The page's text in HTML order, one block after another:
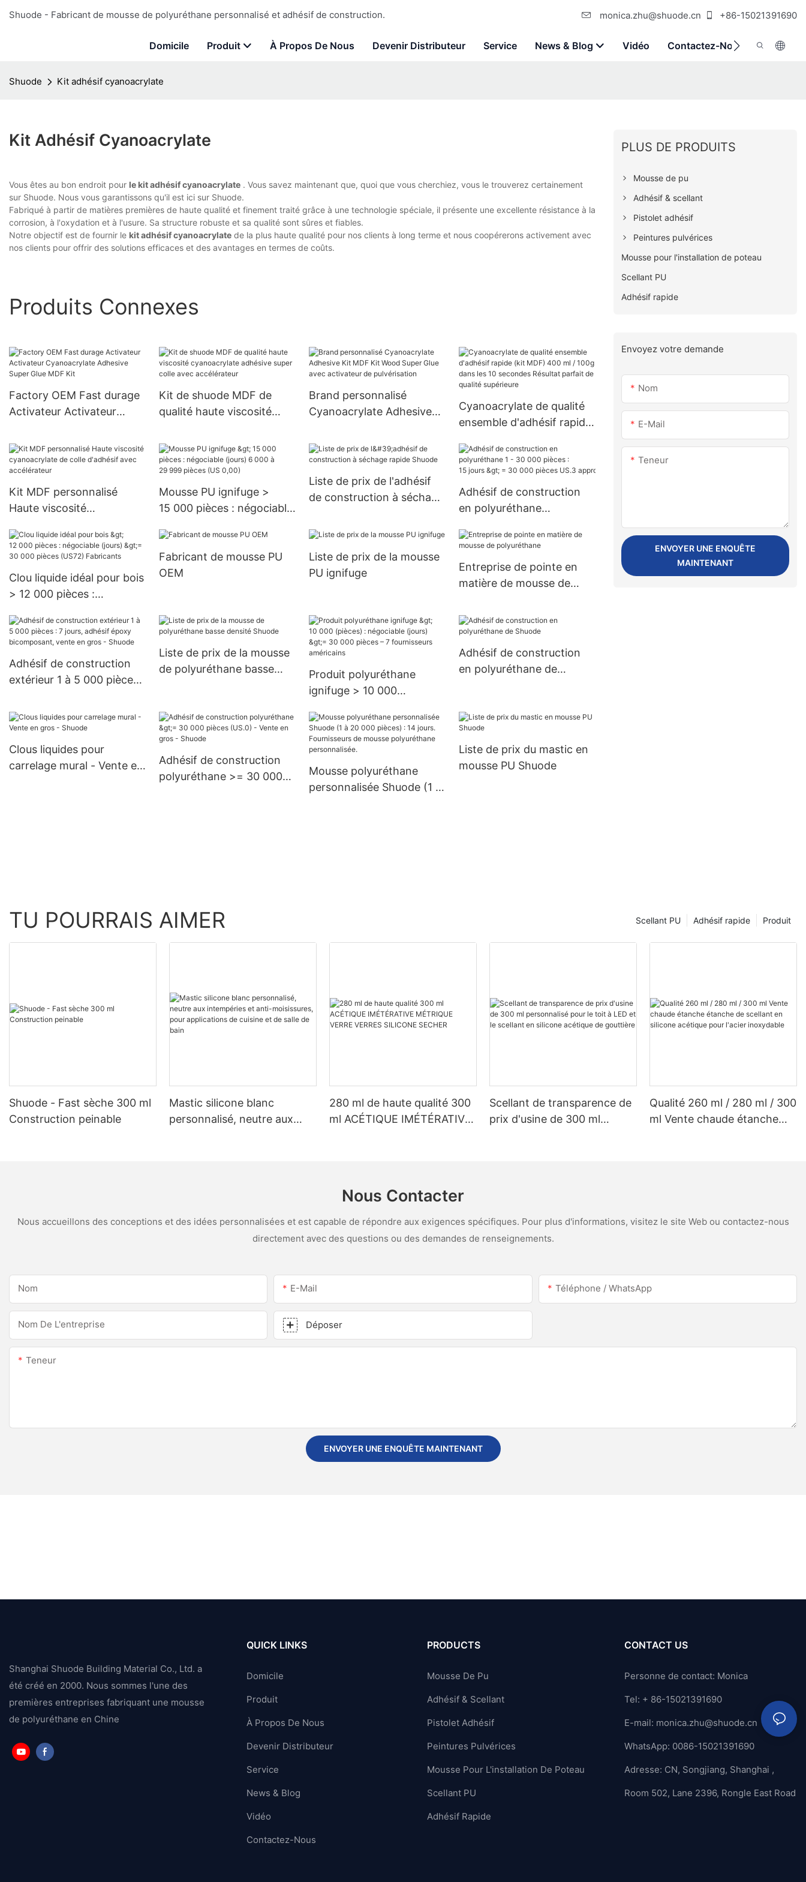
Shuode - Fabricant de mousse de polyuréthane personnalisé et adhésif de construction. monica.zhu@shuode.cn +86-15021391690
Domicile Produit À Propos De Nous Devenir Distributeur Service News & Blog Vidéo Contactez-Nous
Shuode Kit adhésif cyanoacrylate
Kit Adhésif Cyanoacrylate
Vous êtes au bon endroit pour le kit adhésif cyanoacrylate . Vous savez maintenant que, quoi que vous cherchiez, vous le trouverez certainement
sur Shuode. Nous vous garantissons qu'il est ici sur Shuode.
Fabriqué à partir de matières premières de haute qualité et finement traité grâce à une technologie spéciale, il présente une excellente résistance à la
corrosion, à l'oxydation et à l'usure. Sa structure robuste et sa qualité sont sûres et fiables.
Notre objectif est de fournir le kit adhésif cyanoacrylate de la plus haute qualité pour nos clients à long terme et nous coopérerons activement avec
nos clients pour offrir des solutions efficaces et des avantages en termes de coûts.
Produits Connexes
Factory OEM Fast durage
Activateur Activateur
Super Glue MDF Kit
Kit de shuode MDF de
qualité haute viscosité
super colle avec
accélérateur
Brand personnalisé
Cyanoacrylate Adhesive
Glue avec activateur de
pulvérisation
Cyanoacrylate de qualité
ensemble d'adhésif rapide
dans les 10 secondes
Résultat parfait de qualité
supérieure
Kit MDF personnalisé
Haute viscosité
d'adhésif avec
accélérateur
Mousse PU ignifuge >
15 000 pièces : négociable
pièces (US 0,00)
Liste de prix de l'adhésif
de construction à séchage
Adhésif de construction
en polyuréthane
15 jours > = 30 000 pièces
Clou liquide idéal pour bois
> 12 000 pièces :
30 000 pièces (US72)
Fabricants
Fabricant de mousse PU
OEM
Liste de prix de la mousse
PU ignifuge
Entreprise de pointe en
matière de mousse de
Adhésif de construction
extérieur 1 à 5 000 pièces :
bicomposant, vente en
gros - Shuode
Liste de prix de la mousse
de polyuréthane basse
Produit polyuréthane
ignifuge > 10 000
(jours) >= 30 000 pièces –
7 fournisseurs américains
Adhésif de construction
en polyuréthane de
Clous liquides pour
carrelage mural - Vente en
Adhésif de construction
polyuréthane >= 30 000
Mousse polyuréthane
personnalisée Shuode (1 à
Liste de prix du mastic en
mousse PU Shuode
PLUS DE PRODUITS
Mousse de pu
Adhésif & scellant
Pistolet adhésif
Peintures pulvérices
Mousse pour l'installation de poteau
Scellant PU
Adhésif rapide
Envoyez votre demande
Nom
E-Mail
Teneur
ENVOYER UNE ENQUÊTE
MAINTENANT
TU POURRAIS AIMER Produit
Adhésif rapide
Scellant PU
Shuode - Fast sèche 300 ml
Construction peinable
Mastic silicone blanc
personnalisé, neutre aux
280 ml de haute qualité 300
ml ACÉTIQUE IMÉTÉRATIVE
Scellant de transparence de
prix d'usine de 300 ml
Qualité 260 ml / 280 ml / 300
ml Vente chaude étanche
Nous Contacter
Nous accueillons des conceptions et des idées personnalisées et est capable de répondre aux exigences spécifiques. Pour plus d'informations, visitez le site Web ou contactez-nous
directement avec des questions ou des demandes de renseignements.
Nom E-Mail Téléphone / WhatsApp
Nom De L'entreprise Déposer
Teneur
ENVOYER UNE ENQUÊTE MAINTENANT
Shanghai Shuode Building Material Co., Ltd. a
été créé en 2000. Nous sommes l'une des
premières entreprises fabriquant une mousse
de polyuréthane en Chine
QUICK LINKS
Domicile
Produit
À Propos De Nous
Devenir Distributeur
Service
News & Blog
Vidéo
Contactez-Nous
PRODUCTS
Mousse De Pu
Adhésif & Scellant
Pistolet Adhésif
Peintures Pulvérices
Mousse Pour L'installation De Poteau
Scellant PU
Adhésif Rapide
CONTACT US
Personne de contact: Monica
Tel: + 86-15021391690
E-mail: monica.zhu@shuode.cn
WhatsApp: 0086-15021391690
Adresse: CN, Songjiang, Shanghai ,
Room 502, Lane 2396, Rongle East Road